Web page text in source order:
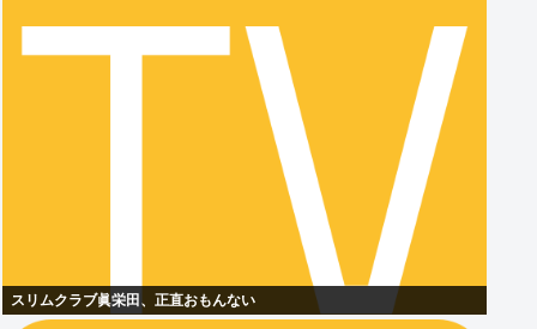
スリムクラブ眞栄田、正直おもんない